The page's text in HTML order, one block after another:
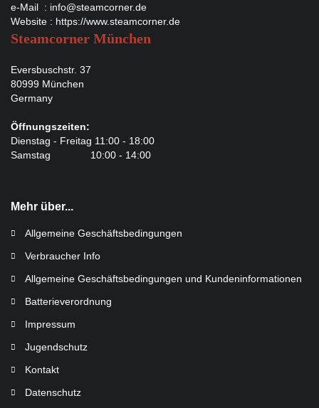
e-Mail : info@steamcorner.de
Website : https://www.steamcorner.de
Steamcorner München
Eversbuschstr. 37
80999 München
Germany
Öffnungszeiten:
Dienstag - Freitag 11:00 - 18:00
Samstag 10:00 - 14:00
Mehr über...
Allgemeine Geschäftsbedingungen
Verbraucher Info
Allgemeine Geschäftsbedingungen und Kundeninformationen
Batterieverordnung
Impressum
Jugendschutz
Kontakt
Datenschutz